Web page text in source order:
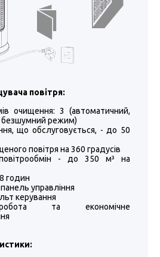
повітря:
очищення: 3 (автоматичний,
безшумний режим)
що обслуговується, - до 50
повітря на 360 градусів
- до 350 м³ на
годин
управління
керування
та економічне